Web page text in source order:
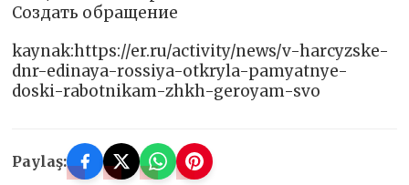
Создать обращение
kaynak:https://er.ru/activity/news/v-harcyzske-
dnr-edinaya-rossiya-otkryla-pamyatnye-
doski-rabotnikam-zhkh-geroyam-svo
Paylaş: